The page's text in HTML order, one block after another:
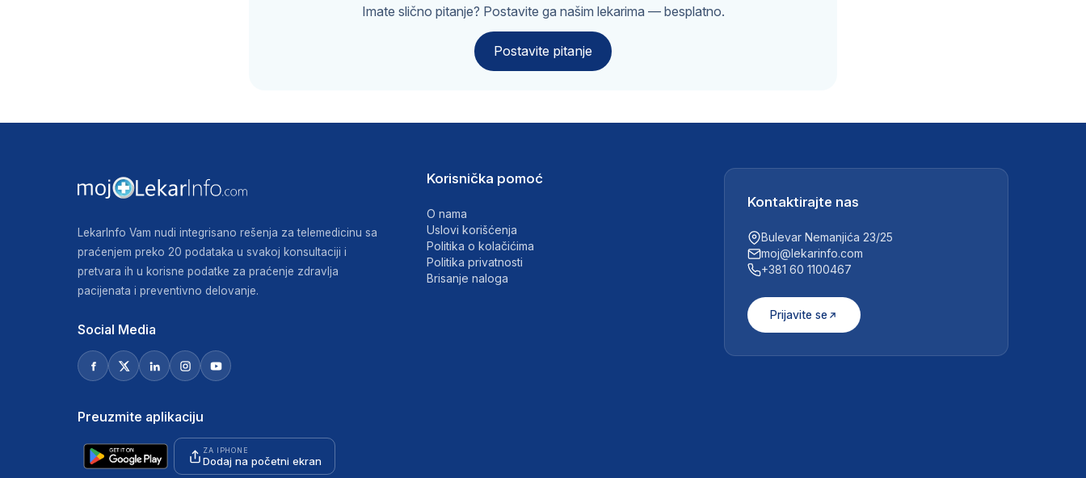
Imate slično pitanje? Postavite ga našim lekarima — besplatno.
Postavite pitanje
LekarInfo Vam nudi integrisano rešenja za telemedicinu sa
praćenjem preko 20 podataka u svakoj konsultaciji i
pretvara ih u korisne podatke za praćenje zdravlja
pacijenata i preventivno delovanje.
Social Media
Preuzmite aplikaciju
ZA IPHONE
Dodaj na početni ekran
Korisnička pomoć
O nama
Uslovi korišćenja
Politika o kolačićima
Politika privatnosti
Brisanje naloga
Kontaktirajte nas
Bulevar Nemanjića 23/25
moj@lekarinfo.com
+381 60 1100467
Prijavite se